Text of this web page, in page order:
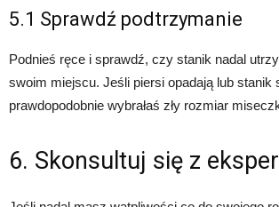
5.1 Sprawdź podtrzymanie
Podnieś ręce i sprawdź, czy stanik nadal
swoim miejscu. Jeśli piersi opadają lub stanik
prawdopodobnie wybrałaś zły rozmiar
6. Skonsultuj się z